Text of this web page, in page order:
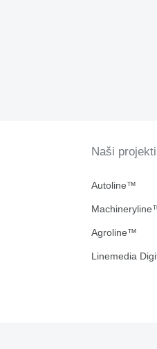
Naši projekti
Autoline™
Agroline™
Linemedia